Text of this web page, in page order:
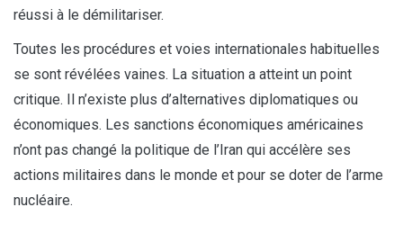
réussi à le démilitariser.
Toutes les procédures et voies internationales habituelles
se sont révélées vaines. La situation a atteint un point
critique. Il n’existe plus d’alternatives diplomatiques ou
économiques. Les sanctions économiques américaines
n’ont pas changé la politique de l’Iran qui accélère ses
actions militaires dans le monde et pour se doter de l’arme
nucléaire.